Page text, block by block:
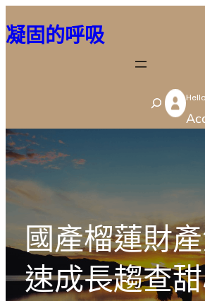
至
容
凝固的呼吸
S
e
國產榴蓮財
速成長趨查